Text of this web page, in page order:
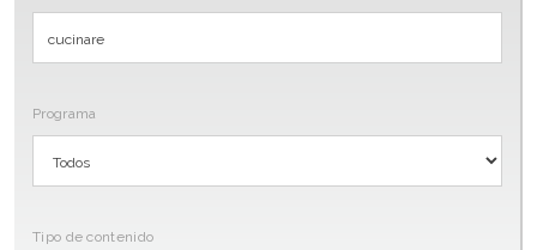
Programa
Tipo de contenido